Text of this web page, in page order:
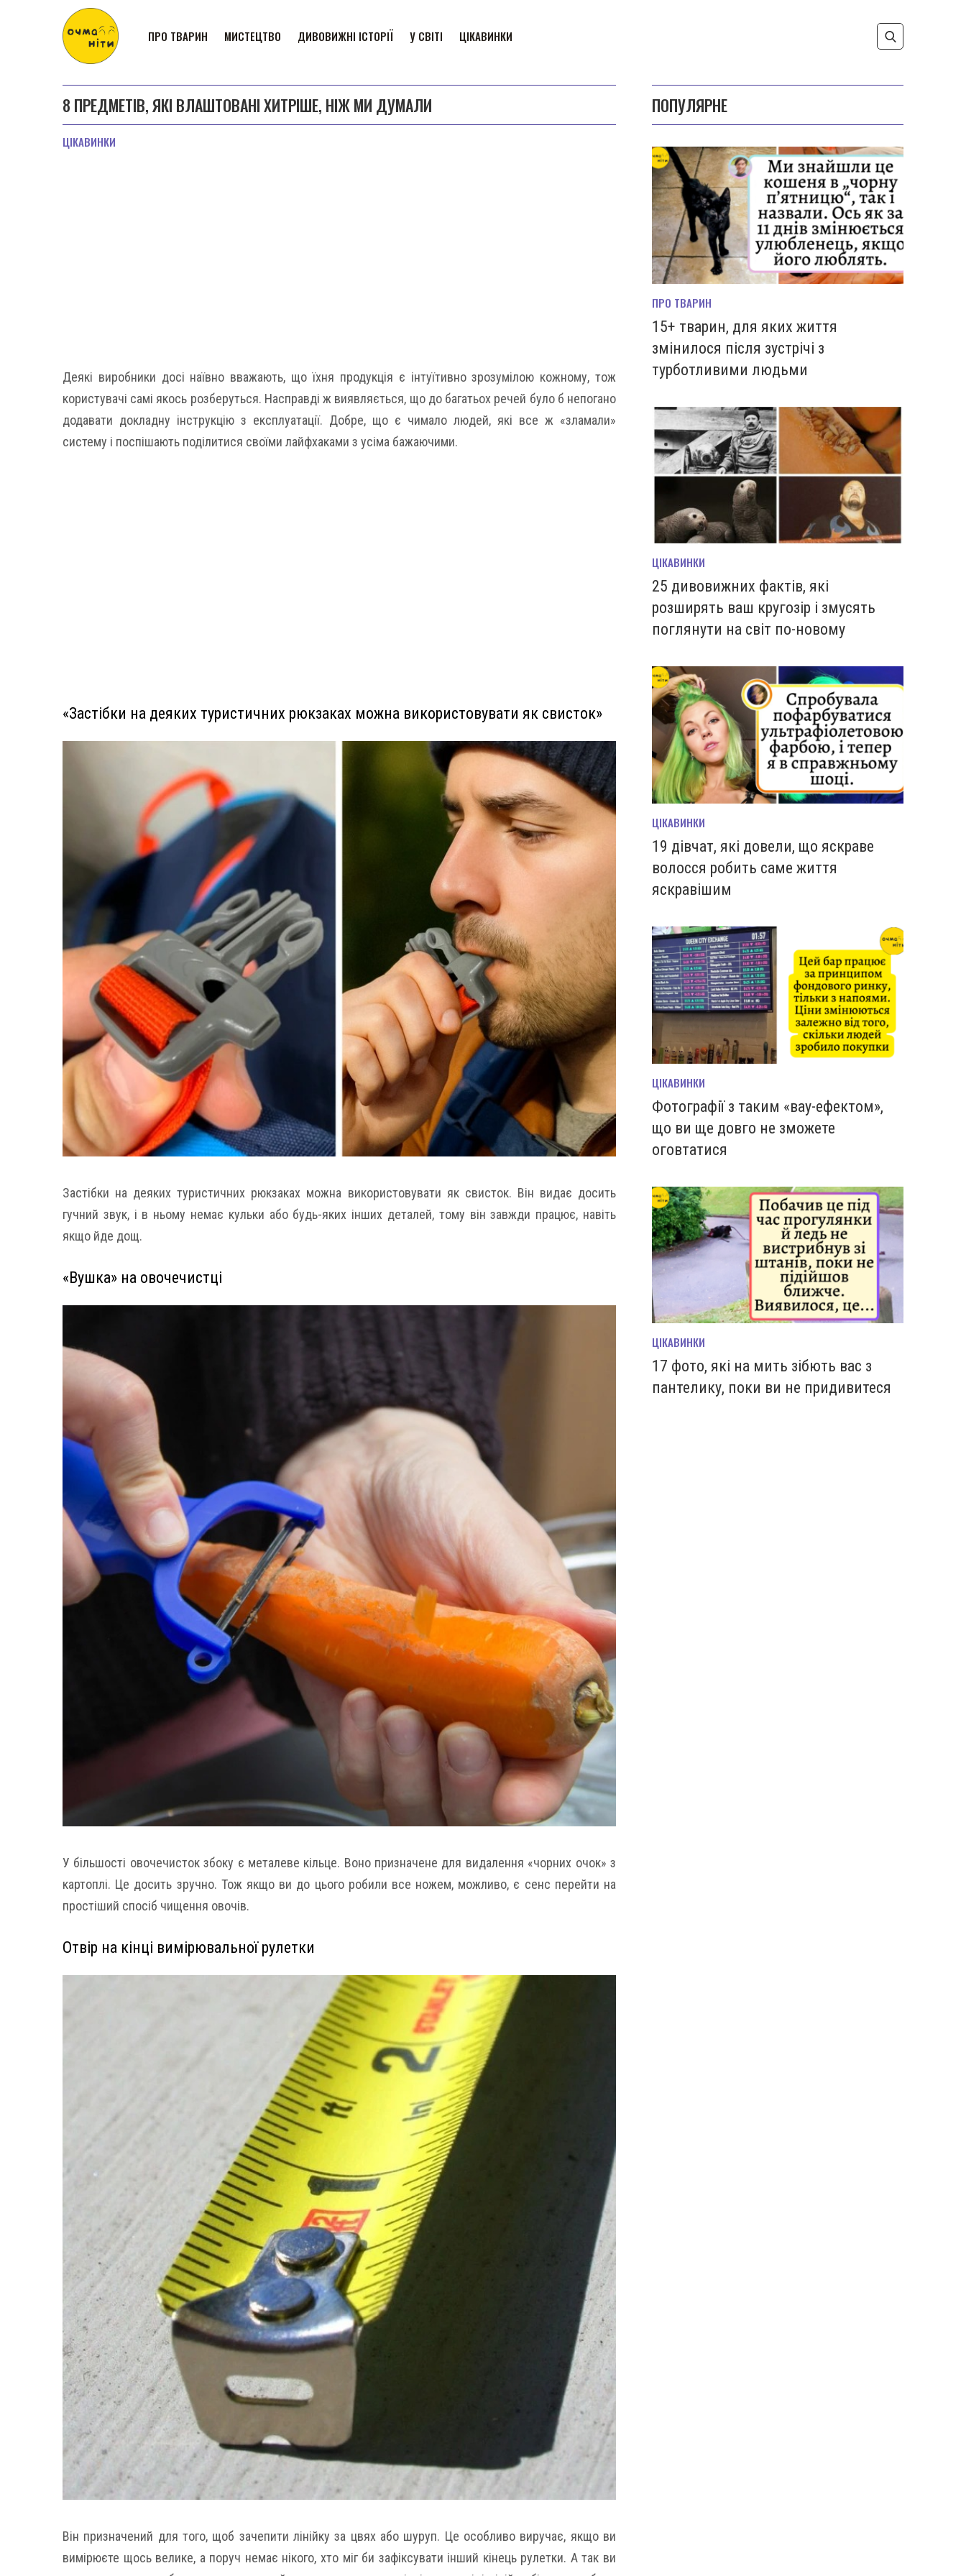
ПРО ТВАРИН МИСТЕЦТВО ДИВОВИЖНІ ІСТОРІЇ У СВІТІ ЦІКАВИНКИ
8 ПРЕДМЕТІВ, ЯКІ ВЛАШТОВАНІ ХИТРІШЕ, НІЖ МИ ДУМАЛИ
ЦІКАВИНКИ
Деякі виробники досі наївно вважають, що їхня продукція є інтуїтивно зрозумілою кожному, тож
користувачі самі якось розберуться. Насправді ж виявляється, що до багатьох речей було б непогано
додавати докладну інструкцію з експлуатації. Добре, що є чимало людей, які все ж «зламали»
систему і поспішають поділитися своїми лайфхаками з усіма бажаючими.
«Застібки на деяких туристичних рюкзаках можна використовувати як свисток»
Застібки на деяких туристичних рюкзаках можна використовувати як свисток. Він видає досить
гучний звук, і в ньому немає кульки або будь-яких інших деталей, тому він завжди працює, навіть
якщо йде дощ.
«Вушка» на овочечистці
У більшості овочечисток збоку є металеве кільце. Воно призначене для видалення «чорних очок» з
картоплі. Це досить зручно. Тож якщо ви до цього робили все ножем, можливо, є сенс перейти на
простіший спосіб чищення овочів.
Отвір на кінці вимірювальної рулетки
Він призначений для того, щоб зачепити лінійку за цвях або шуруп. Це особливо виручає, якщо ви
вимірюєте щось велике, а поруч немає нікого, хто міг би зафіксувати інший кінець рулетки. А так ви
ПОПУЛЯРНЕ
ПРО ТВАРИН
15+ тварин, для яких життя
змінилося після зустрічі з
турботливими людьми
ЦІКАВИНКИ
25 дивовижних фактів, які
розширять ваш кругозір і змусять
поглянути на світ по-новому
ЦІКАВИНКИ
19 дівчат, які довели, що яскраве
волосся робить саме життя
яскравішим
ЦІКАВИНКИ
Фотографії з таким «вау-ефектом»,
що ви ще довго не зможете
оговтатися
ЦІКАВИНКИ
17 фото, які на мить зiбють вас з
пантелику, поки ви не придивитеся